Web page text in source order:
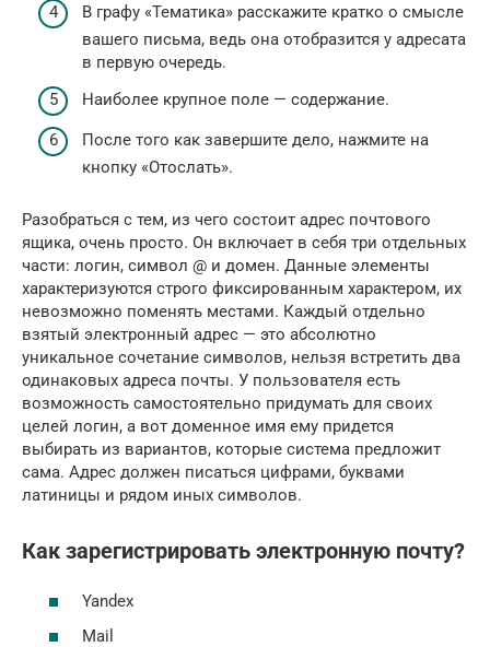
В графу «Тематика» расскажите кратко о смысле
вашего письма, ведь она отобразится у адресата
в первую очередь.
Наиболее крупное поле — содержание.
После того как завершите дело, нажмите на
кнопку «Отослать».
Разобраться с тем, из чего состоит адрес почтового
ящика, очень просто. Он включает в себя три отдельных
части: логин, символ @ и домен. Данные элементы
характеризуются строго фиксированным характером, их
невозможно поменять местами. Каждый отдельно
взятый электронный адрес — это абсолютно
уникальное сочетание символов, нельзя встретить два
одинаковых адреса почты. У пользователя есть
возможность самостоятельно придумать для своих
целей логин, а вот доменное имя ему придется
выбирать из вариантов, которые система предложит
сама. Адрес должен писаться цифрами, буквами
латиницы и рядом иных символов.
Как зарегистрировать электронную почту?
Yandex
Mail